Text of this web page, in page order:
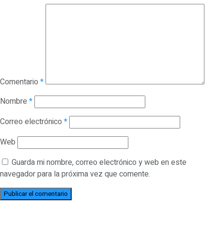
Comentario *
Nombre *
Correo electrónico *
Web
Guarda mi nombre, correo electrónico y web en este
navegador para la próxima vez que comente.